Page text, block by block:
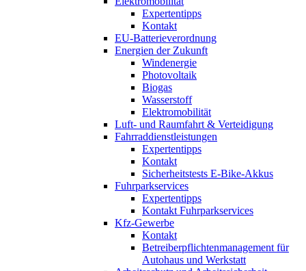
Expertentipps
Kontakt
EU-Batterieverordnung
Energien der Zukunft
Windenergie
Photovoltaik
Biogas
Wasserstoff
Elektromobilität
Luft- und Raumfahrt & Verteidigung
Fahrraddienstleistungen
Expertentipps
Kontakt
Sicherheitstests E-Bike-Akkus
Fuhrparkservices
Expertentipps
Kontakt Fuhrparkservices
Kfz-Gewerbe
Kontakt
Betreiberpflichtenmanagement für
Autohaus und Werkstatt